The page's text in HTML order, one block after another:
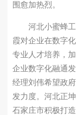
围愈加热烈。
河北小蜜蜂工
霞对企业在数字
专业人才培养，
企业数字化融通
经理刘伟希望政
发力度。河北正
石家庄市积极打